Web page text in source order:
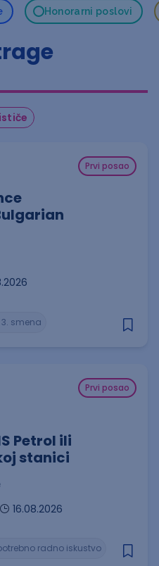
Honorarni poslovi
Prvi posao
3. smena
Prvi posao
Petrol ili
stanici
16.08.2026
radno iskustvo